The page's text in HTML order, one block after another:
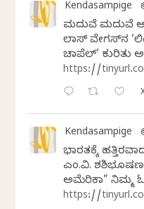
Kendasampige
ಮದುವೆ ಮದುವೆ
ಲಾಸ್‌ ವೇಗಸ್‌ನ
ಚಾಪೆಲ್’ ಕುರಿತು
https://
Kendasampige
ಭಾರತಕ್ಕೆ
ಎಂ.ವಿ. ಶಶಿಭೂಷಣ
ಅಮೆರಿಕಾ” ನಿಮ್ಮ
https://